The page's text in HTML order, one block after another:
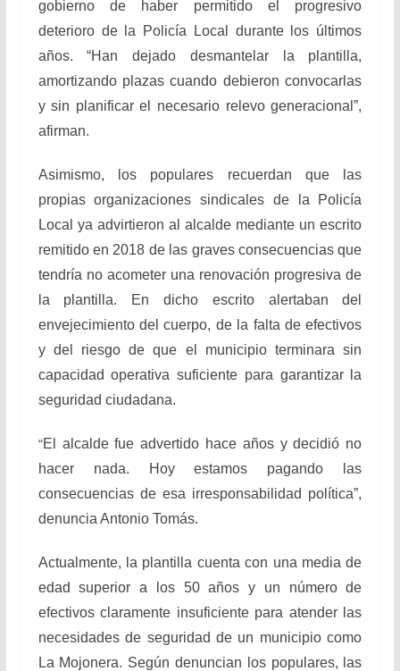
gobierno de haber permitido el progresivo
deterioro de la Policía Local durante los últimos
años. “Han dejado desmantelar la plantilla,
amortizando plazas cuando debieron convocarlas
y sin planificar el necesario relevo generacional”,
afirman.
Asimismo, los populares recuerdan que las
propias organizaciones sindicales de la Policía
Local ya advirtieron al alcalde mediante un escrito
remitido en 2018 de las graves consecuencias que
tendría no acometer una renovación progresiva de
la plantilla. En dicho escrito alertaban del
envejecimiento del cuerpo, de la falta de efectivos
y del riesgo de que el municipio terminara sin
capacidad operativa suficiente para garantizar la
seguridad ciudadana.
“El alcalde fue advertido hace años y decidió no
hacer nada. Hoy estamos pagando las
consecuencias de esa irresponsabilidad política”,
denuncia Antonio Tomás.
Actualmente, la plantilla cuenta con una media de
edad superior a los 50 años y un número de
efectivos claramente insuficiente para atender las
necesidades de seguridad de un municipio como
La Mojonera. Según denuncian los populares, las